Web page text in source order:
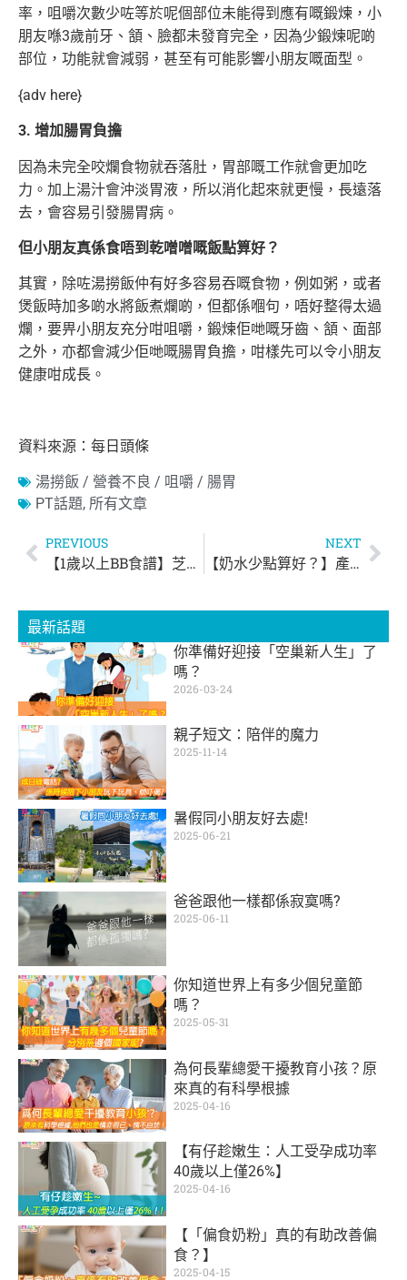
率，咀嚼次數少咗等於呢個部位未能得到應有嘅鍛煉，小
朋友喺3歲前牙、頷、臉都未發育完全，因為少鍛煉呢啲
部位，功能就會減弱，甚至有可能影響小朋友嘅面型。
{adv here}
3. 增加腸胃負擔
因為未完全咬爛食物就吞落肚，胃部嘅工作就會更加吃
力。加上湯汁會沖淡胃液，所以消化起來就更慢，長遠落
去，會容易引發腸胃病。
但小朋友真係食唔到乾噌噌嘅飯點算好？
其實，除咗湯撈飯仲有好多容易吞嘅食物，例如粥，或者
煲飯時加多啲水將飯煮爛啲，但都係嗰句，唔好整得太過
爛，要畀小朋友充分咁咀嚼，鍛煉佢哋嘅牙齒、頷、面部
之外，亦都會減少佢哋嘅腸胃負擔，咁樣先可以令小朋友
健康咁成長。
資料來源：每日頭條
湯撈飯 / 營養不良 / 咀嚼 / 腸胃
PT話題, 所有文章
PREVIOUS
【1歲以上BB食譜】芝士薯仔煎餅
NEXT
【奶水少點算好？】產後催乳方法推介
最新話題
你準備好迎接「空巢新人生」了
嗎？
2026-03-24
親子短文：陪伴的魔力
2025-11-14
暑假同小朋友好去處!
2025-06-21
爸爸跟他一樣都係寂寞嗎?
2025-06-11
你知道世界上有多少個兒童節
嗎？
2025-05-31
為何長輩總愛干擾教育小孩？原
來真的有科學根據
2025-04-16
【有仔趁嫩生：人工受孕成功率
40歲以上僅26%】
2025-04-16
【「偏食奶粉」真的有助改善偏
食？】
2025-04-15